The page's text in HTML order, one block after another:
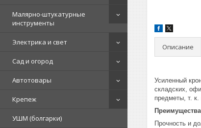
Малярно-штукатурные
инструменты
Электрика и свет
Сад и огород
Автотовары
Крепеж
УШМ (болгарки)
Описание
Усиленный
складских,
предметы, т.
Преимущества
Прочность и